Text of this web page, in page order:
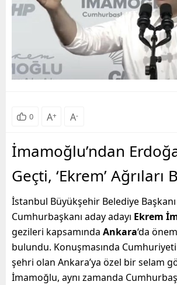
0 A+ A-
İmamoğlu’ndan
Geçti, ‘Ekrem’ Ağrıları
İstanbul Büyükşehir Belediye Başkanı
Cumhurbaşkanı aday adayı Ekrem
gezileri kapsamında Ankara‘da
bulundu. Konuşmasında
şehri olan Ankara’ya özel bir selam
İmamoğlu, aynı zamanda